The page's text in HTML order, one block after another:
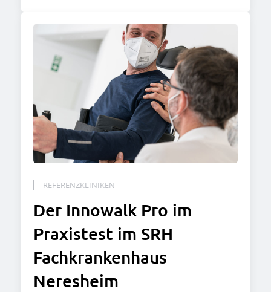
REFERENZKLINIKEN
Der Innowalk Pro im
Praxistest im SRH
Fachkrankenhaus
Neresheim